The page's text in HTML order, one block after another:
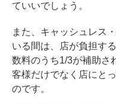
ていいでしょう。
また、キャッシュレス
いる間は、店が負担す
数料のうち1/3が補助さ
客様だけでなく店にと
のです。